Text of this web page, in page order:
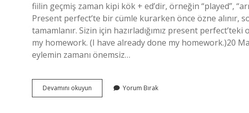
fiilin geçmiş zaman kipi kök + ed’dir, örneğin “played”,
Present perfect’te bir cümle kurarken önce özne alınır,
tamamlanır. Sizin için hazırladığımız present
my homework. (I have already done my homework.)20
eylemin zamanı önemsiz…
Devamını okuyun
Perfect
Yorum Bırak